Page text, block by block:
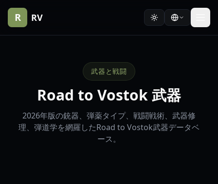
R RV
武器と戦闘
Road to Vostok 武器
2026年版の銃器、弾薬タイプ、戦闘戦術、武器修
理、弾道学を網羅したRoad to Vostok武器データベ
ース。